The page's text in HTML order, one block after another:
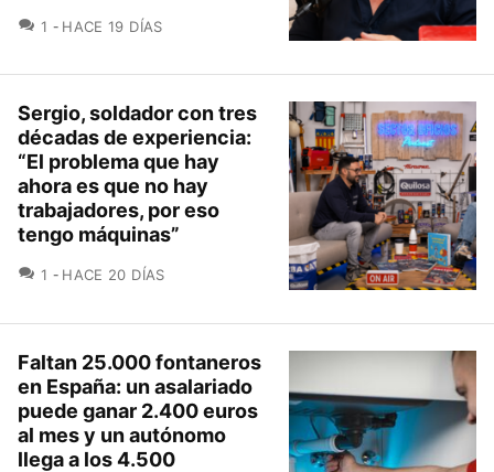
1 COMENTARIOS
HACE 19 DÍAS
Sergio, soldador con tres
décadas de experiencia:
“El problema que hay
ahora es que no hay
trabajadores, por eso
tengo máquinas”
1 COMENTARIOS
HACE 20 DÍAS
Faltan 25.000 fontaneros
en España: un asalariado
puede ganar 2.400 euros
al mes y un autónomo
llega a los 4.500